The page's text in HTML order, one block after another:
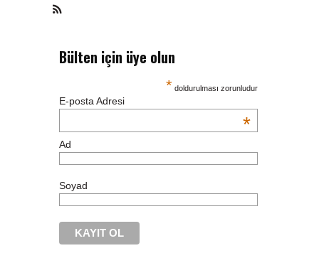
Bülten için üye olun
* doldurulması zorunludur
E-posta Adresi
*
Ad
Soyad